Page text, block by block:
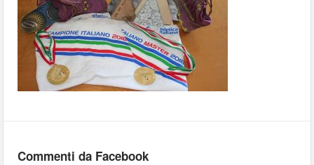
Commenti da Facebook